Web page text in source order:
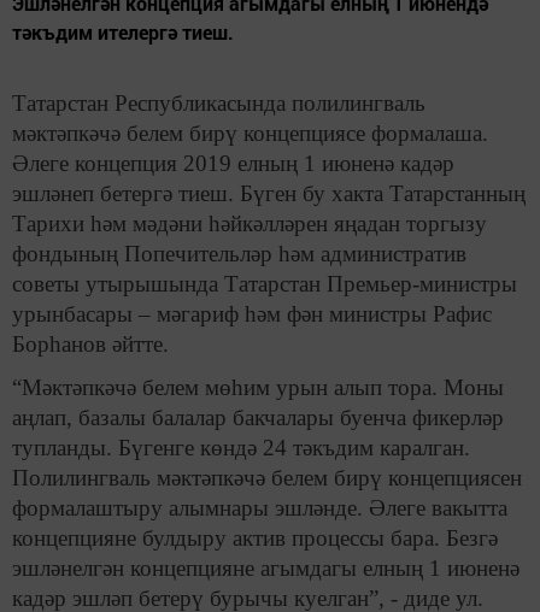
тәкъдим ителергә тиеш.
Татарстан Республикасында полилингваль
мәктәпкәчә белем бирү концепциясе формалаша.
Әлеге концепция 2019 елның 1 июненә кадәр
эшләнеп бетергә тиеш. Бүген бу хакта Татарстанның
Тарихи һәм мәдәни һәйкәлләрен яңадан торгызу
фондының Попечительләр һәм административ
советы утырышында Татарстан Премьер-министры
урынбасары – мәгариф һәм фән министры Рафис
Борһанов әйтте.
“Мәктәпкәчә белем мөһим урын алып тора. Моны
аңлап, базалы балалар бакчалары буенча фикерләр
тупланды. Бүгенге көндә 24 тәкъдим каралган.
Полилингваль мәктәпкәчә белем бирү концепциясен
формалаштыру алымнары эшләнде. Әлеге вакытта
концепцияне булдыру актив процессы бара. Безгә
эшләнелгән концепцияне агымдагы елның 1 июненә
кадәр эшләп бетерү бурычы куелган”, - диде ул.